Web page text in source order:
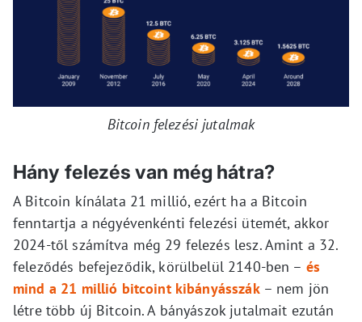
Bitcoin felezési jutalmak
Hány felezés van még hátra?
A Bitcoin kínálata 21 millió, ezért ha a Bitcoin
fenntartja a négyévenkénti felezési ütemét, akkor
2024-től számítva még 29 felezés lesz. Amint a 32.
feleződés befejeződik, körülbelül 2140-ben – és
mind a 21 millió bitcoint kibányásszák– nem jön
létre több új Bitcoin. A bányászok jutalmait ezután